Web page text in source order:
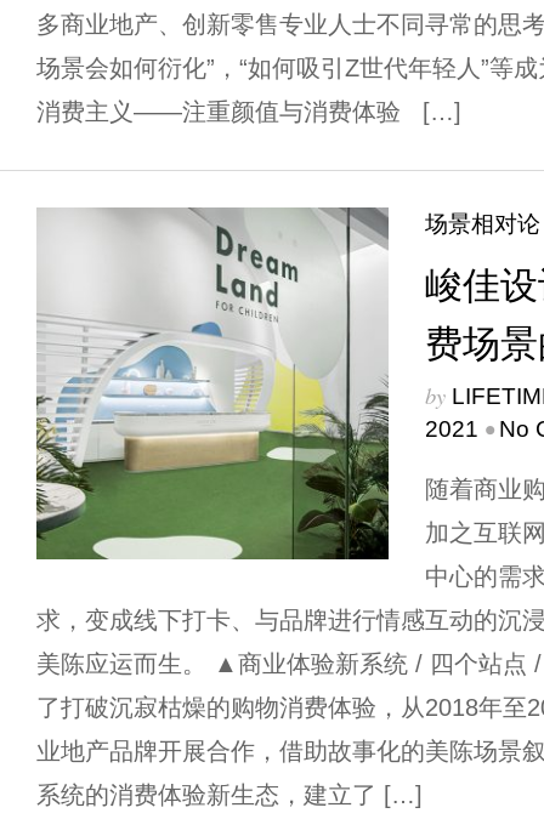
多商业地产、创新零售专业人士不同寻常的思
场景会如何衍化”，“如何吸引Z世代年轻人”等
消费主义——注重颜值与消费体验 […]
场景相对论
峻佳
费场
by
2021 • No
随着商业
加之互联
中心的需
求，变成线下打卡、与品牌进行情感互动的沉
美陈应运而生。 ▲商业体验新系统 / 四个站点
了打破沉寂枯燥的购物消费体验，从2018年至
业地产品牌开展合作，借助故事化的美陈场景
系统的消费体验新生态，建立了 […]